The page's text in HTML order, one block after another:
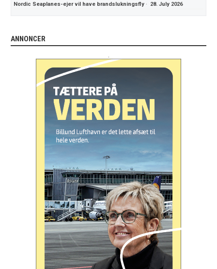
Nordic Seaplanes-ejer vil have brandslukningsfly · 28. July 2026
ANNONCER